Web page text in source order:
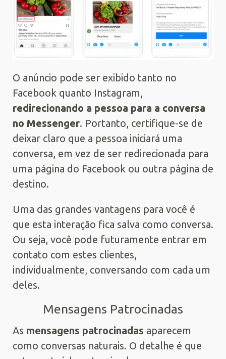
O anúncio pode ser exibido tanto no
Facebook quanto Instagram,
redirecionando a pessoa para a conversa
no Messenger. Portanto, certifique-se de
deixar claro que a pessoa iniciará uma
conversa, em vez de ser redirecionada para
uma página do Facebook ou outra página de
destino.
Uma das grandes vantagens para você é
que esta interação fica salva como conversa.
Ou seja, você pode futuramente entrar em
contato com estes clientes,
individualmente, conversando com cada um
deles.
Mensagens Patrocinadas
As mensagens patrocinadas aparecem
como conversas naturais. O detalhe é que